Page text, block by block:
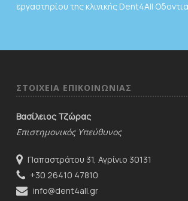
εργαστηρίου της κλινικής Dent4All
ΣΤΟΙΧΕΙΑ ΕΠΙΚΟΙΝΩΝΙΑΣ
Βασίλειος Τζώρας
Επιστημονικός Υπεύθυνος
Παπαστράτου 31, Αγρίνιο 30131
+30 26410 47810
info@dent4all.gr